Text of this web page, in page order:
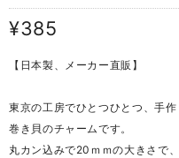
¥385
【日本製、メーカー直販】
東京の工房でひとつひとつ、手作
巻き貝のチャームです。
丸カン込みで20ｍｍの大きさで